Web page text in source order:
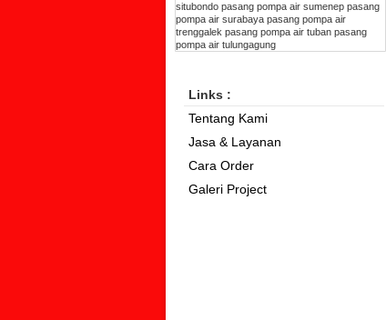
situbondo pasang pompa air sumenep pasang
pompa air surabaya pasang pompa air
trenggalek pasang pompa air tuban pasang
pompa air tulungagung
Links :
Tentang Kami
Jasa & Layanan
Cara Order
Galeri Project